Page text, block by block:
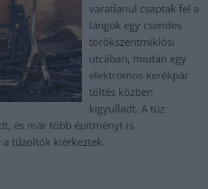
váratlanul csaptak fel a
lángok egy csendes
törökszentmiklósi
utcában, miután egy
elektromos kerékpár
töltés közben
kigyulladt. A tűz
és már több építményt is
tűzoltók kiérkeztek.